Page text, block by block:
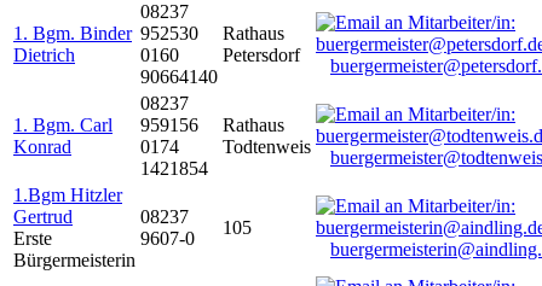
1. Bgm. Binder
Dietrich
08237
952530
0160
90664140
Rathaus
Petersdorf
1. Bgm. Carl
Konrad
08237
959156
0174
1421854
Rathaus
Todtenweis
1.Bgm Hitzler
Gertrud
Erste
Bürgermeisterin
08237
9607-0
105